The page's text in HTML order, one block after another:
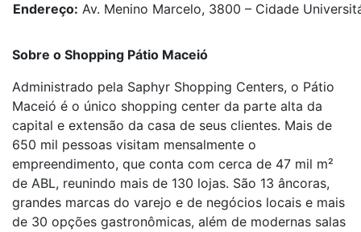
Endereço: Av. Menino Marcelo, 3800 – Cidade
Sobre o Shopping Pátio Maceió
Administrado pela Saphyr Shopping Centers, o Pátio
Maceió é o único shopping center da parte alta da
capital e extensão da casa de seus clientes. Mais de
650 mil pessoas visitam mensalmente o
empreendimento, que conta com cerca de 47 mil m²
de ABL, reunindo mais de 130 lojas. São 13 âncoras,
grandes marcas do varejo e de negócios locais e mais
de 30 opções gastronômicas, além de modernas salas